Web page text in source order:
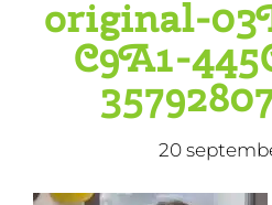
original-
C9A1-
20